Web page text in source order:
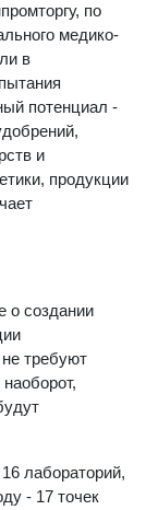
по
медико-
в
потенциал -
и
продукции
о создании
требуют
лабораторий,
- 17 точек